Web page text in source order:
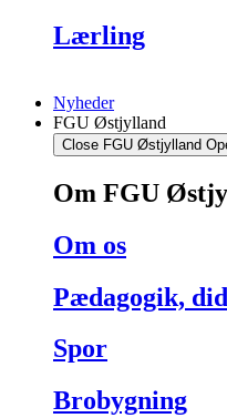
Lærling
Nyheder
FGU Østjylland
Close FGU Østjylland
Om FGU
Om os
Pædagogik,
Spor
Brobygning